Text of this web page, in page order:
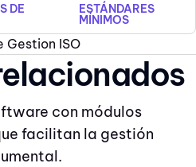
DE ESTÁNDARES
MÍNIMOS
Gestion ISO
con módulos
facilitan la gestión